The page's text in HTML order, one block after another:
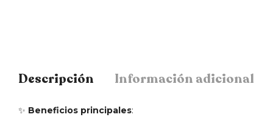
Descripción Información adicional
✨ Beneficios principales: